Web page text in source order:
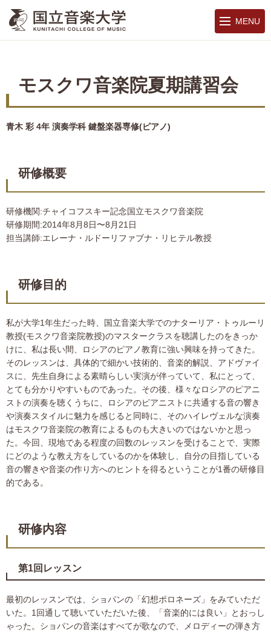
MENU
モスクワ音楽院夏期講習会
青木 彩 4年 演奏学科 鍵盤楽器専修(ピアノ)
研修概要
研修機関:チャイコフスキー記念国立モスクワ音楽院
研修期間:2014年8月8日〜8月21日
担当講師:エレーナ・ルドーリファブナ・リヒテル教授
研修目的
私が大学1年生だった時、国立音楽大学でのナターリア・トゥルーリ
教授(モスクワ音楽院教授)のマスタークラスを聴講したのをきっか
けに、私は長い間、ロシアのピアノ教育に強い興味を持ってきた。
そのレッスンは、具体的で細かい技術的、音楽的解説、アドヴァイ
スに、先生自身による素晴らしい実演が伴っていて、私にとって、
とても分かりやすいものであった。その後、様々なロシアのピアニ
ストの演奏を聴くうちに、ロシアのピアニストに共通する音の響き
や演奏スタイルに魅力を感じると同時に、そのハイレヴェルな演奏
はモスクワ音楽院の教育によるものも大きいのではないかと思っ
た。今回、現地である程度の回数のレッスンを受けることで、実際
にどのような教え方をしているのかを体験し、自分の目指している
音の響きや音楽の作り方へのヒントを得るということが1番の研修目
的である。
研修内容
第1回レッスン
最初のレッスンでは、ショパンの「幻想ポロネーズ」をみていただ
いた。1回通して聴いていただいた後、「音楽的には良い」とおっし
ゃった。ショパンの音楽はすべてが歌なので、メロディーの弾き方